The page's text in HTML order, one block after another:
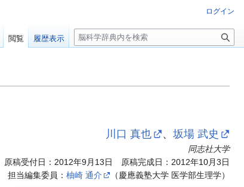
川口 真也 、 坂場 武史
同志社大学
原稿受付日：2012年9月13日 原稿完成日：2012年10月3日
担当編集委員： 柚崎 通介 （慶應義塾大学 医学部生理学）
ログイン
閲覧 履歴表示
検
索